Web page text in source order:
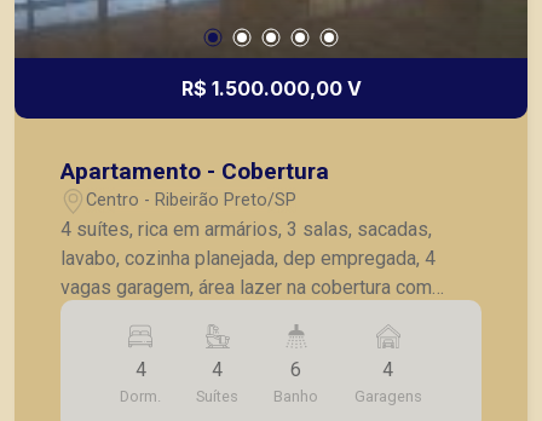
R$ 1.500.000,00 V
Apartamento - Cobertura
Centro - Ribeirão Preto/SP
4 suítes, rica em armários, 3 salas, sacadas,
lavabo, cozinha planejada, dep empregada, 4
vagas garagem, área lazer na cobertura com
piscina, sauna, churrasqueira, portaria 24h.
4
Dorm.
4
Suítes
6
Banho
4
Garagens